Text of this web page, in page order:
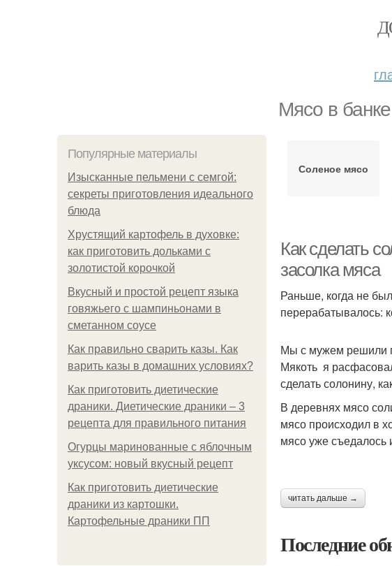
Мясо в банке
Популярные материалы
Изысканные пельмени с семгой:
секреты приготовления идеального
блюда
Хрустящий картофель в духовке:
как приготовить дольками с
золотистой корочкой
Вкусный и простой рецепт языка
говяжьего с шампиньонами в
сметанном соусе
Как правильно сварить казы. Как
варить казы в домашних условиях?
Как приготовить диетические
драники. Диетические драники – 3
рецепта для правильного питания
Огурцы маринованные с яблочным
уксусом: новый вкусный рецепт
Как приготовить диетические
драники из картошки.
Картофельные драники ПП
Соленое мясо
Как сделать
засолка мяса
Раньше, когда не
перерабатывалось:
Мы с мужем решили
Мякоть я
сделать солонину,
В деревнях мясо
мясо происходил в
мясо уже съедалось
читать дальше →
Последние